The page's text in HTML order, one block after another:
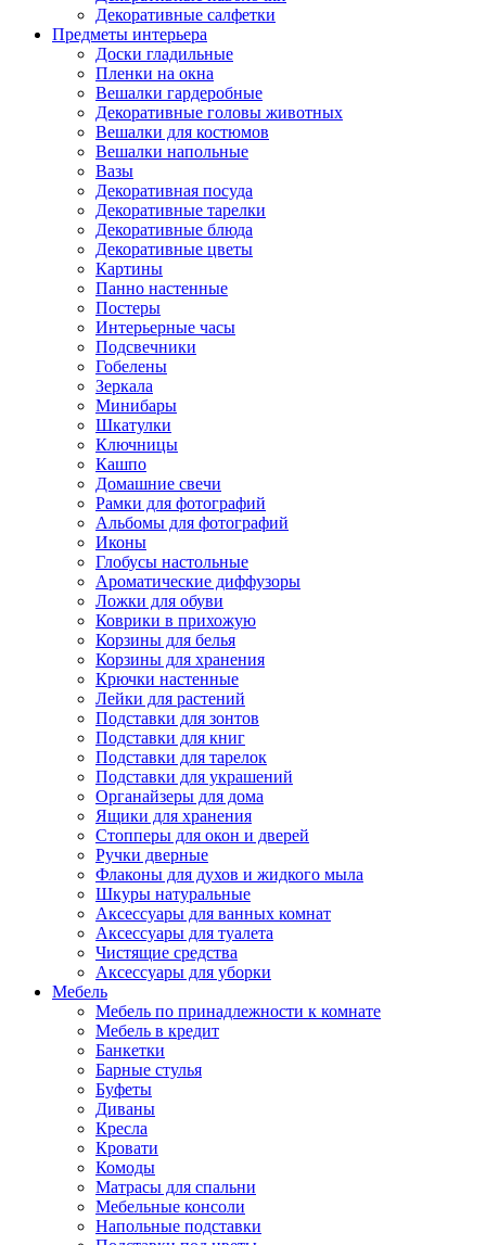
Декоративные салфетки
Предметы интерьера
Доски гладильные
Пленки на окна
Вешалки гардеробные
Декоративные головы животных
Вешалки для костюмов
Вешалки напольные
Вазы
Декоративная посуда
Декоративные тарелки
Декоративные блюда
Декоративные цветы
Картины
Панно настенные
Постеры
Интерьерные часы
Подсвечники
Гобелены
Зеркала
Минибары
Шкатулки
Ключницы
Кашпо
Домашние свечи
Рамки для фотографий
Альбомы для фотографий
Иконы
Глобусы настольные
Ароматические диффузоры
Ложки для обуви
Коврики в прихожую
Корзины для белья
Корзины для хранения
Крючки настенные
Лейки для растений
Подставки для зонтов
Подставки для книг
Подставки для тарелок
Подставки для украшений
Органайзеры для дома
Ящики для хранения
Стопперы для окон и дверей
Ручки дверные
Флаконы для духов и жидкого мыла
Шкуры натуральные
Аксессуары для ванных комнат
Аксессуары для туалета
Чистящие средства
Аксессуары для уборки
Мебель
Мебель по принадлежности к комнате
Мебель в кредит
Банкетки
Барные стулья
Буфеты
Диваны
Кресла
Кровати
Комоды
Матрасы для спальни
Мебельные консоли
Напольные подставки